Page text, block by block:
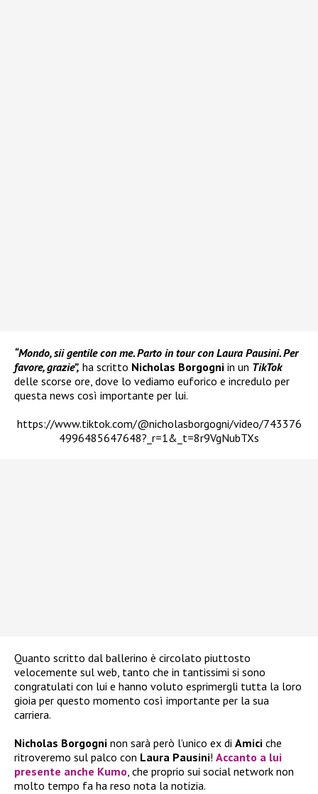
“Mondo, sii gentile con me. Parto in tour con Laura Pausini. Per
favore, grazie”, ha scritto Nicholas Borgogni in un TikTok
delle scorse ore, dove lo vediamo euforico e incredulo per
questa news così importante per lui.
https://www.tiktok.com/@nicholasborgogni/video/743376
4996485647648?_r=1&_t=8r9VgNubTXs
Quanto scritto dal ballerino è circolato piuttosto
velocemente sul web, tanto che in tantissimi si sono
congratulati con lui e hanno voluto esprimergli tutta la loro
gioia per questo momento così importante per la sua
carriera.
Nicholas Borgogni non sarà però l’unico ex di Amici che
ritroveremo sul palco con Laura Pausini! Accanto a lui
presente anche Kumo, che proprio sui social network non
molto tempo fa ha reso nota la notizia.